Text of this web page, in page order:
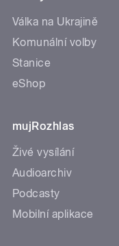
Válka na Ukrajině
Komunální volby
Stanice
eShop
mujRozhlas
Živé vysílání
Audioarchiv
Podcasty
Mobilní aplikace